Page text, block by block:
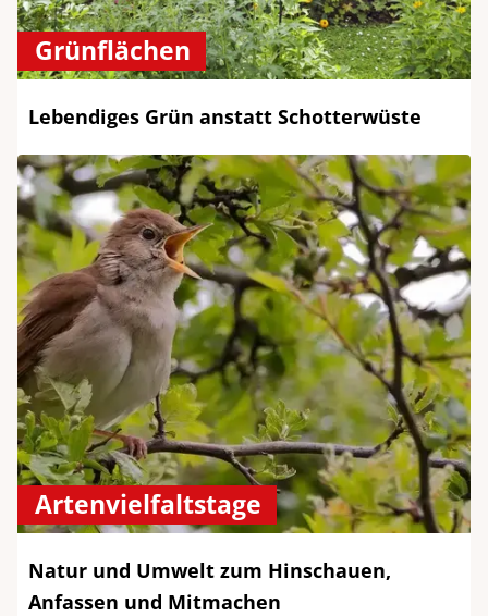
Grünflächen
Lebendiges Grün anstatt Schotterwüste
Artenvielfaltstage
Natur und Umwelt zum Hinschauen,
Anfassen und Mitmachen